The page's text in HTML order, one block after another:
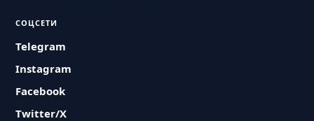
СОЦСЕТИ
Telegram
Instagram
Facebook
Twitter/X